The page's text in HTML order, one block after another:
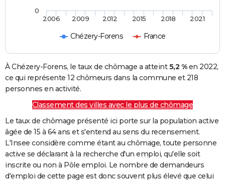
Chézery-Forens France
2006 2009 2012 2015 2018 2021
0
À Chézery-Forens, le taux de chômage a atteint5,2 %en 2022,
ce qui représente 12 chômeurs dans la commune et 218
personnes en activité.
Classement des villes avec le plus de chômage
Le taux de chômage présenté ici porte sur la population active
âgée de 15 à 64 ans et s'entend au sens du recensement.
L'Insee considère comme étant au chômage, toute personne
active se déclarant à la recherche d'un emploi, qu'elle soit
inscrite ou non à Pôle emploi. Le nombre de demandeurs
d'emploi de cette page est donc souvent plus élevé que celui